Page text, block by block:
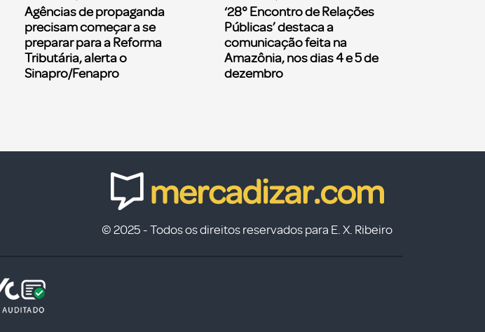
Agências de propaganda
precisam começar a se
preparar para a Reforma
Tributária, alerta o
Sinapro/Fenapro
‘28° Encontro de Relações
Públicas’ destaca a
comunicação feita na
Amazônia, nos dias 4 e 5 de
dezembro
© 2025 - Todos os direitos reservados para E. X. Ribeiro